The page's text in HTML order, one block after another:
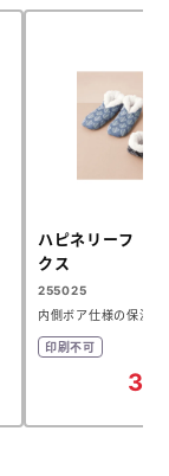
ハピネリーフ 裏
クス
255025
内側ボア仕様の保温ル
印刷不可